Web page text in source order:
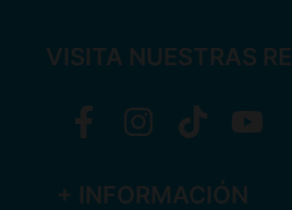
VISITA NUESTRAS
+ INFORMACIÓN